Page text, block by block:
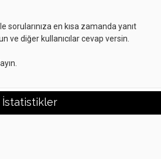
sorularınıza en kısa zamanda yanıt
ve diğer kullanıcılar cevap versin.
İstatistikler